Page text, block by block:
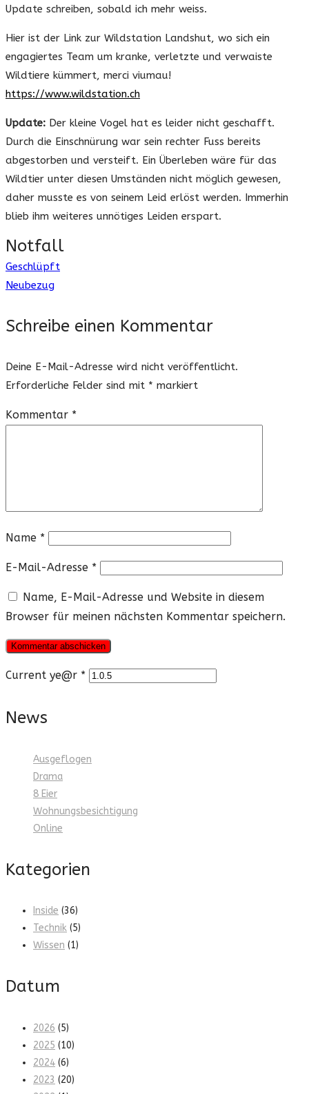
Update schreiben, sobald ich mehr weiss.
Hier ist der Link zur Wildstation Landshut, wo sich ein
engagiertes Team um kranke, verletzte und verwaiste
Wildtiere kümmert, merci viumau!
https://www.wildstation.ch
Update: Der kleine Vogel hat es leider nicht geschafft.
Durch die Einschnürung war sein rechter Fuss bereits
abgestorben und versteift. Ein Überleben wäre für das
Wildtier unter diesen Umständen nicht möglich gewesen,
daher musste es von seinem Leid erlöst werden. Immerhin
blieb ihm weiteres unnötiges Leiden erspart.
Notfall
Beitragsnavigation
Geschlüpft
Neubezug
Schreibe einen Kommentar
Deine E-Mail-Adresse wird nicht veröffentlicht.
Erforderliche Felder sind mit * markiert
Kommentar *
Name *
E-Mail-Adresse *
Name, E-Mail-Adresse und Website in diesem
Browser für meinen nächsten Kommentar speichern.
Current ye@r *
News
Ausgeflogen
Drama
8 Eier
Wohnungsbesichtigung
Online
Kategorien
Inside (36)
Technik (5)
Wissen (1)
Datum
2026 (5)
2025 (10)
2024 (6)
2023 (20)